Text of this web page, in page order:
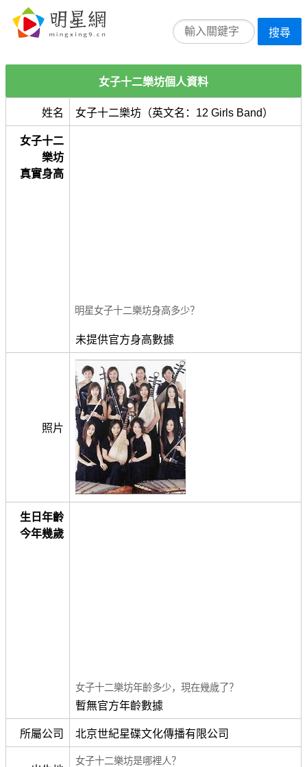
搜尋
女子十二樂坊個人資料
姓名 女子十二樂坊（英文名：12 Girls Band）
女子十二
樂坊
真實身高
明星女子十二樂坊身高多少？
未提供官方身高數據
照片
生日年齡
今年幾歲
女子十二樂坊年齡多少，現在幾歲了？
暫無官方年齡數據
所屬公司 北京世紀星碟文化傳播有限公司
女子十二樂坊是哪裡人？